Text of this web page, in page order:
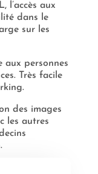
l’accès aux
dans le
sur les
aux personnes
Très facile
des images
les autres